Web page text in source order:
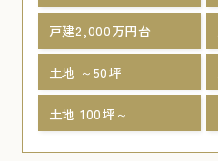
戸建2,000万円台
土地 ～50坪
土地 100坪～